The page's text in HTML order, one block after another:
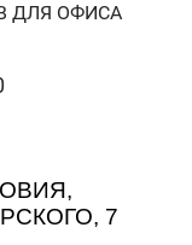
ДЛЯ ОФИСА
7